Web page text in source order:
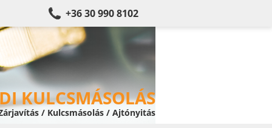
+36 30 990 8102
KULCSMÁSOLÁS
/ Kulcsmásolás / Ajtónyitás